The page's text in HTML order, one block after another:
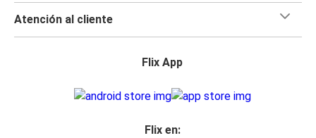
Atención al cliente
Flix App
Flix en: